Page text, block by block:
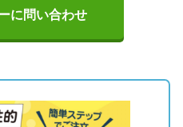
に問い合わせ